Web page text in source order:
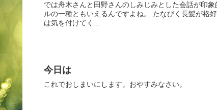
では舟木さんと田野さんのしみじみとした会話が印
ルの一種ともいえるんですよね。 たなびく長髪が格
は気を付けてく...
今日は
これでおしまいにします。おやすみなさい。